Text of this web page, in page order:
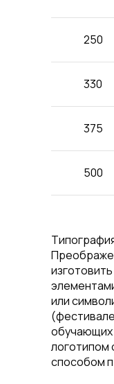
250
330
375
500
или
обучающих
логотипом
способом